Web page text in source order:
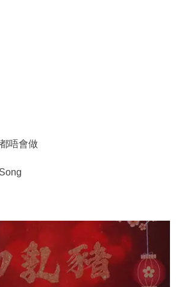
唔會做